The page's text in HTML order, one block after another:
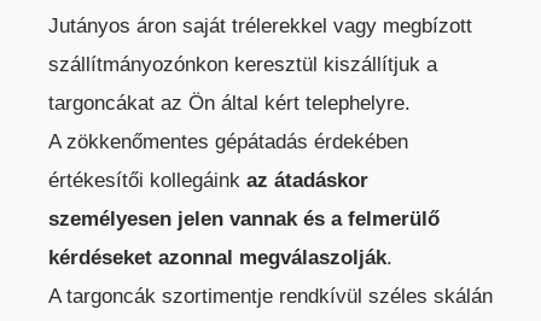
DÍZEL/GÁZÜZEMŰ HOMLOKVILLÁS
TARGONCA
Jutányos áron saját trélerekkel vagy megbízott
szállítmányozónkon keresztül kiszállítjuk a
targoncákat az Ön által kért telephelyre.
A zökkenőmentes gépátadás érdekében
értékesítői kollegáink az átadáskor
személyesen jelen vannak és a felmerülő
kérdéseket azonnal megválaszolják.
A targoncák szortimentje rendkívül széles skálán